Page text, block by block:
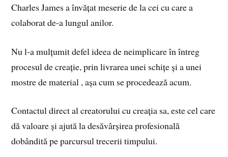
Charles James a învățat meserie de la cei cu care a
colaborat de-a lungul anilor.
Nu l-a mulțumit defel ideea de neimplicare în întreg
procesul de creație, prin livrarea unei schițe și a unei
mostre de material , așa cum se procedează acum.
Contactul direct al creatorului cu creația sa, este cel care
dă valoare și ajută la desăvârșirea profesională
dobândită pe parcursul trecerii timpului.